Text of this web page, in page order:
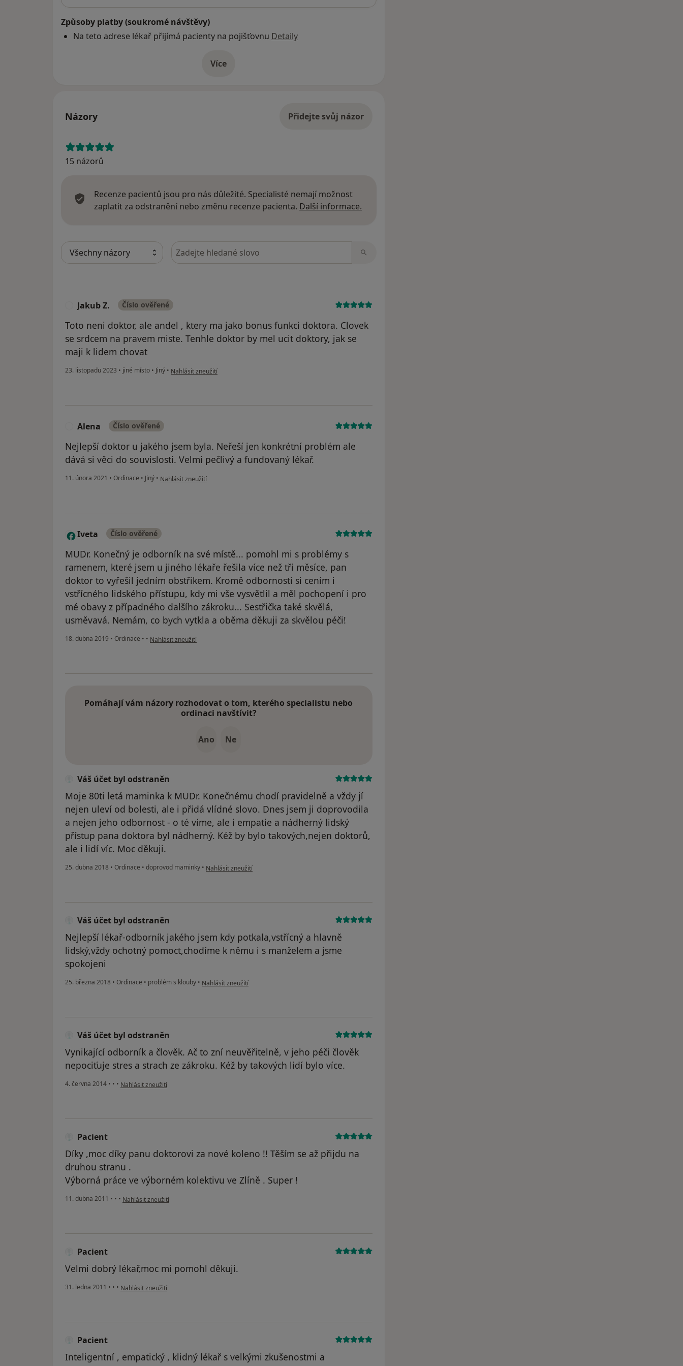
Způsoby platby (soukromé návštěvy)
Na teto adrese lékař přijímá pacienty na pojišťovnu Detaily
Víceo adrese
Názory Přidejte svůj názor
15 názorů
Recenze pacientů jsou pro nás důležité. Specialisté nemají možnost
zaplatit za odstranění nebo změnu recenze pacienta. Další informace.
Hledejte v názorech
Jakub Z. Číslo ověřené
Toto neni doktor, ale andel , ktery ma jako bonus funkci doktora. Clovek
se srdcem na pravem miste. Tenhle doktor by mel ucit doktory, jak se
maji k lidem chovat
23. listopadu 2023 • jiné místo • Jiný • podle názoru uživatele Jakub Z.
Nahlásit zneužití
Alena Číslo ověřené
Nejlepší doktor u jakého jsem byla. Neřeší jen konkrétní problém ale
dává si věci do souvislosti. Velmi pečlivý a fundovaný lékař.
11. února 2021 • Ordinace • Jiný • podle názoru uživatele Alena
Nahlásit zneužití
I Iveta Číslo ověřené
MUDr. Konečný je odborník na své místě... pomohl mi s problémy s
ramenem, které jsem u jiného lékaře řešila více než tři měsíce, pan
doktor to vyřešil jedním obstřikem. Kromě odbornosti si cením i
vstřícného lidského přístupu, kdy mi vše vysvětlil a měl pochopení i pro
mé obavy z případného dalšího zákroku... Sestřička také skvělá,
usměvavá. Nemám, co bych vytkla a oběma děkuji za skvělou péči!
18. dubna 2019 • Ordinace • • podle názoru uživatele Iveta
Nahlásit zneužití
Pomáhají vám názory rozhodovat o tom, kterého specialistu nebo
ordinaci navštívit?
Ano Ne
Váš účet byl odstraněn
Moje 80ti letá maminka k MUDr. Konečnému chodí pravidelně a vždy jí
nejen uleví od bolesti, ale i přidá vlídné slovo. Dnes jsem ji doprovodila
a nejen jeho odbornost - o té víme, ale i empatie a nádherný lidský
přístup pana doktora byl nádherný. Kéž by bylo takových,nejen doktorů,
ale i lidí víc. Moc děkuji.
25. dubna 2018 • Ordinace • doprovod maminky • podle názoru uživatele Váš účet byl odstraněn
Nahlásit zneužití
Váš účet byl odstraněn
Nejlepší lékař-odborník jakého jsem kdy potkala,vstřícný a hlavně
lidský,vždy ochotný pomoct,chodíme k němu i s manželem a jsme
spokojeni
25. března 2018 • Ordinace • problém s klouby • podle názoru uživatele Váš účet byl odstraněn
Nahlásit zneužití
Váš účet byl odstraněn
Vynikající odborník a člověk. Ač to zní neuvěřitelně, v jeho péči člověk
nepociťuje stres a strach ze zákroku. Kéž by takových lidí bylo více.
4. června 2014 • • • podle názoru uživatele Váš účet byl odstraněn
Nahlásit zneužití
Pacient
Díky ,moc díky panu doktorovi za nové koleno !! Těším se až přijdu na
druhou stranu .
Výborná práce ve výborném kolektivu ve Zlíně . Super !
11. dubna 2011 • • • podle názoru uživatele Pacient
Nahlásit zneužití
Pacient
Velmi dobrý lékař,moc mi pomohl děkuji.
31. ledna 2011 • • • podle názoru uživatele Pacient
Nahlásit zneužití
Pacient
Inteligentní , empatický , klidný lékař s velkými zkušenostmi a